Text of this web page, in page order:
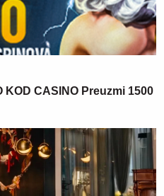
KOD CASINO Preuzmi 1500